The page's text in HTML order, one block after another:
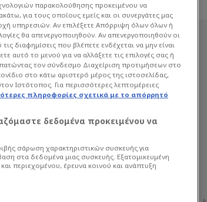
στα
για τον
παρακολούθησης προκειμένου να
για τους οποίους εμείς και οι συνεργάτες μας
υπηρεσιών. Αν επιλέξετε Απόρριψη όλων όλων ή
θα απενεργοποιηθούν. Αν απενεργοποιηθούν οι
διαφημίσεις που βλέπετε ενδέχεται να μην είναι
αυτό το μενού για να αλλάξετε τις επιλογές σας ή
τον σύνδεσμο Διαχείριση προτιμήσεων στο
στο κάτω αριστερό μέρος της ιστοσελίδας,
Ιστότοπος. Για περισσότερες λεπτομέρειες
πληροφορίες σχετικά με το απόρρητό
δεδομένα προκειμένου να
σάρωση χαρακτηριστικών συσκευής για
στα δεδομένα μιας συσκευής. Εξατομικευμένη
περιεχομένου, έρευνα κοινού και ανάπτυξη